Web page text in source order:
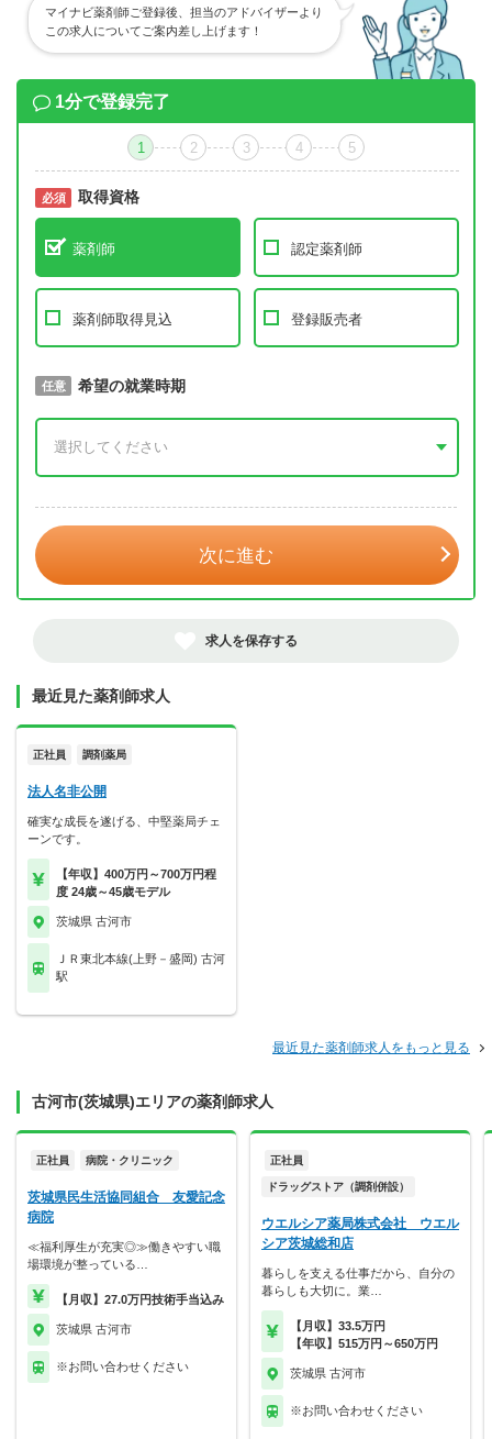
マイナビ薬剤師ご登録後、担当のアドバイザーより
この求人についてご案内差し上げます！
1分で登録完了
1 2 3 4 5
必須 取得資格
薬剤師 認定薬剤師
薬剤師取得見込 登録販売者
必須 取得予定年
任意 希望の就業時期
次に進む
求人を保存する
最近見た薬剤師求人
正社員 調剤薬局
法人名非公開
確実な成長を遂げる、中堅薬局チェ
ーンです。
【年収】400万円～700万円程
度 24歳～45歳モデル
茨城県 古河市
ＪＲ東北本線(上野－盛岡) 古河
駅
最近見た薬剤師求人をもっと見る
古河市(茨城県)エリアの薬剤師求人
正社員 病院・クリニック
茨城県民生活協同組合 友愛記念
病院
≪福利厚生が充実◎≫働きやすい職
場環境が整っている…
【月収】27.0万円技術手当込み
茨城県 古河市
※お問い合わせください
正社員
ドラッグストア（調剤併設）
ウエルシア薬局株式会社 ウエル
シア茨城総和店
暮らしを支える仕事だから、自分の
暮らしも大切に。業…
【月収】33.5万円
【年収】515万円～650万円
茨城県 古河市
※お問い合わせください